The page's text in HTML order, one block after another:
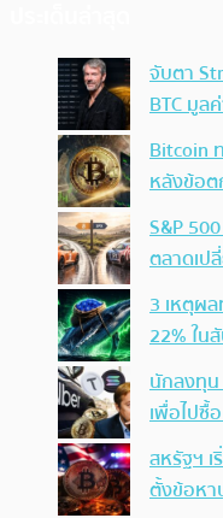
จับตา
BTC มูล
Bitcoin
หลังข้อต
S&P
ตลาดเป
3 เหตุผ
22% ใน
นักลงทุน
เพื่อไปซื้
สหรัฐฯ
ตั้งข้อหา